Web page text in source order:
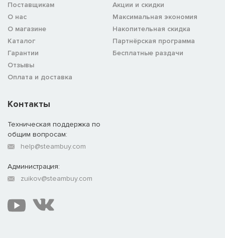
Поставщикам
О нас
О магазине
Каталог
Гарантии
Отзывы
Оплата и доставка
Акции и скидки
Максимальная экономия
Накопительная скидка
Партнёрская программа
Бесплатные раздачи
Контакты
Техническая поддержка по
общим вопросам:
help@steambuy.com
Администрация:
zuikov@steambuy.com